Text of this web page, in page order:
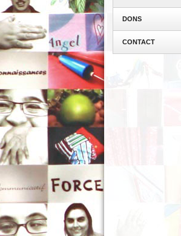
DONS
CONTACT